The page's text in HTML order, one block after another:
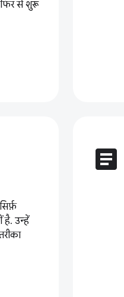
फिर से शुरू
है. उन्हें
article